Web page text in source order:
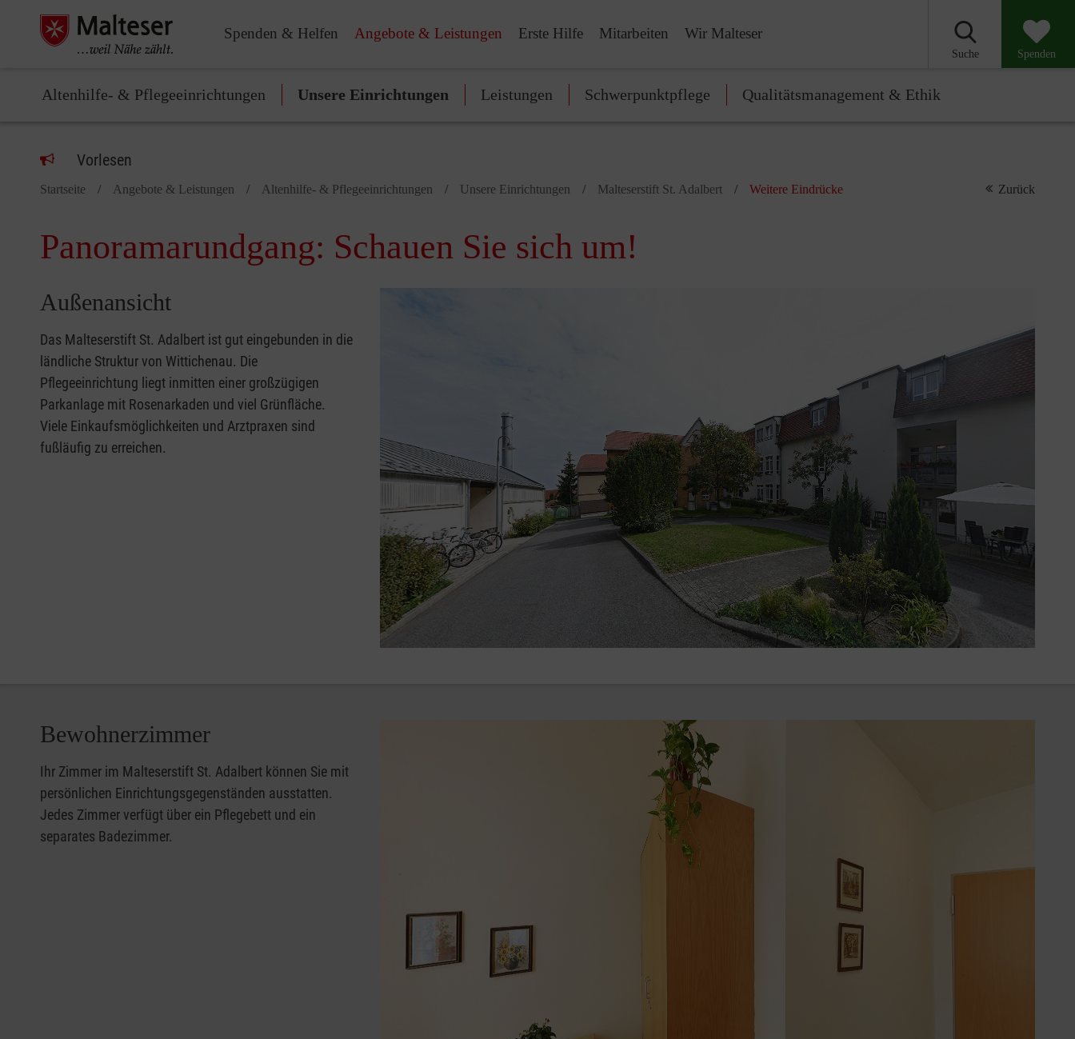
Spenden & Helfen Angebote & Leistungen Erste Hilfe Mitarbeiten Wir Malteser
Suche Spenden
Altenhilfe- & Pflegeeinrichtungen Unsere Einrichtungen Leistungen Schwerpunktpflege Qualitätsmanagement & Ethik
Vorlesen
Startseite Angebote & Leistungen Altenhilfe- & Pflegeeinrichtungen Unsere Einrichtungen Malteserstift St. Adalbert Weitere Eindrücke Zurück
Panoramarundgang: Schauen Sie sich um!
Außenansicht
Das Malteserstift St. Adalbert ist gut eingebunden in die
ländliche Struktur von Wittichenau. Die
Pflegeeinrichtung liegt inmitten einer großzügigen
Parkanlage mit Rosenarkaden und viel Grünfläche.
Viele Einkaufsmöglichkeiten und Arztpraxen sind
fußläufig zu erreichen.
Bewohnerzimmer
Ihr Zimmer im Malteserstift St. Adalbert können Sie mit
persönlichen Einrichtungsgegenständen ausstatten.
Jedes Zimmer verfügt über ein Pflegebett und ein
separates Badezimmer.